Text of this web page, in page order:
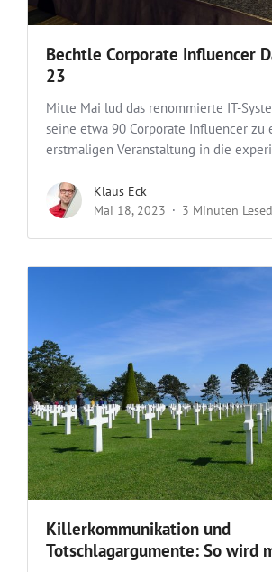
Bechtle Corporate Influencer
23
Mitte Mai lud das renommierte IT-
seine etwa 90 Corporate Influencer zu
erstmaligen Veranstaltung in die
Klaus Eck
Mai 18, 2023
3 Minuten
Killerkommunikation und
Totschlagargumente: So wird